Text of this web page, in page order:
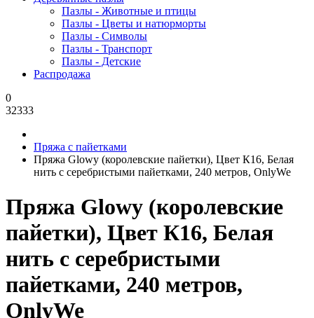
Пазлы - Животные и птицы
Пазлы - Цветы и натюрморты
Пазлы - Символы
Пазлы - Транспорт
Пазлы - Детские
Распродажа
0
32333
Пряжа с пайетками
Пряжа Glowy (королевские пайетки), Цвет К16, Белая
нить с серебристыми пайетками, 240 метров, OnlyWe
Пряжа Glowy (королевские
пайетки), Цвет К16, Белая
нить с серебристыми
пайетками, 240 метров,
OnlyWe